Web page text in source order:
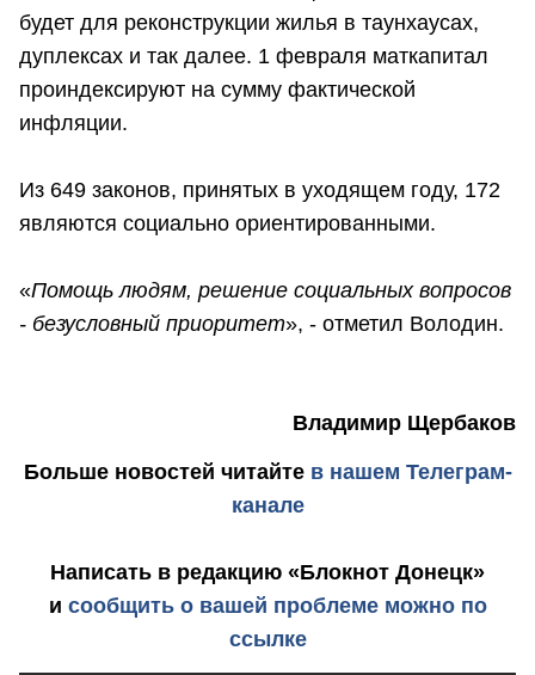
будет для реконструкции жилья в таунхаусах,
дуплексах и так далее. 1 февраля маткапитал
проиндексируют на сумму фактической
инфляции.
Из 649 законов, принятых в уходящем году, 172
являются социально ориентированными.
«Помощь людям, решение социальных вопросов
- безусловный приоритет», - отметил Володин.
Владимир Щербаков
Больше новостей читайте в нашем Телеграм-
канале
Написать в редакцию «Блокнот Донецк»
и сообщить о вашей проблеме можно по
ссылке